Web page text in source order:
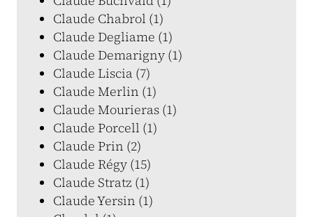
Claude Chabrol (1)
Claude Degliame (1)
Claude Demarigny (1)
Claude Liscia (7)
Claude Merlin (1)
Claude Mourieras (1)
Claude Porcell (1)
Claude Prin (2)
Claude Régy (15)
Claude Stratz (1)
Claude Yersin (1)